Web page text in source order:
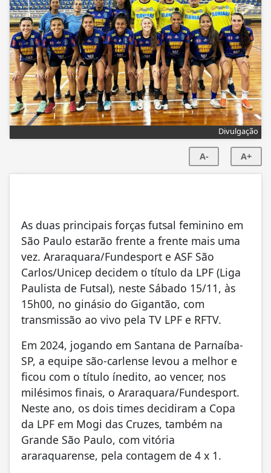
Divulgação
A- A+
As duas principais forças futsal feminino em
São Paulo estarão frente a frente mais uma
vez. Araraquara/Fundesport e ASF São
Carlos/Unicep decidem o título da LPF (Liga
Paulista de Futsal), neste Sábado 15/11, às
15h00, no ginásio do Gigantão, com
transmissão ao vivo pela TV LPF e RFTV.
Em 2024, jogando em Santana de Parnaíba-
SP, a equipe são-carlense levou a melhor e
ficou com o título ínedito, ao vencer, nos
milésimos finais, o Araraquara/Fundesport.
Neste ano, os dois times decidiram a Copa
da LPF em Mogi das Cruzes, também na
Grande São Paulo, com vitória
araraquarense, pela contagem de 4 x 1.